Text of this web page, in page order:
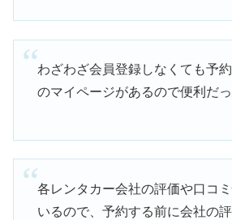
わざわざ会員登録しなくても予
のマイページがあるので便利だっ
各レンタカー会社の評価や口コ
いるので、予約する前に会社の